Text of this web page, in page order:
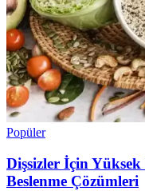
Popüler
Dişsizler İçin
Beslenme Çözümleri